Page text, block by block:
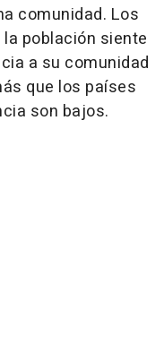
comunidad. Los
población siente
a su comunidad
que los países
son bajos.